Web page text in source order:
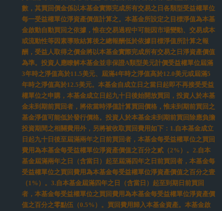
聯絡我們
金融消費爭議處理專區
居留證換發專區
防詐騙專區
年輕族群專區
法律聲明
網站說明
友善金融服務
安全性說明
防制洗錢及打擊資恐宣導
個資保護法
Financial Information